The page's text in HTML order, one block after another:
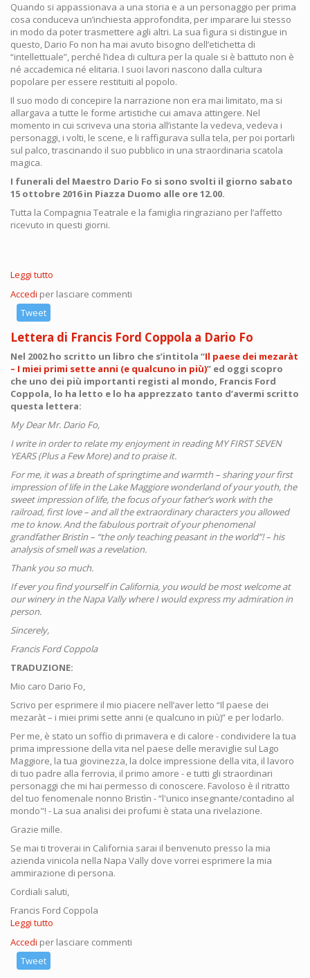
Quando si appassionava a una storia e a un personaggio per prima
cosa conduceva un’inchiesta approfondita, per imparare lui stesso
in modo da poter trasmettere agli altri. La sua figura si distingue in
questo, Dario Fo non ha mai avuto bisogno dell’etichetta di
“intellettuale”, perché l’idea di cultura per la quale si è battuto non è
né accademica né elitaria. I suoi lavori nascono dalla cultura
popolare per essere restituiti al popolo.
Il suo modo di concepire la narrazione non era mai limitato, ma si
allargava a tutte le forme artistiche cui amava attingere. Nel
momento in cui scriveva una storia all’istante la vedeva, vedeva i
personaggi, i volti, le scene, e li raffigurava sulla tela, per poi portarli
sul palco, trascinando il suo pubblico in una straordinaria scatola
magica.
I funerali del Maestro Dario Fo si sono svolti il giorno sabato
15 ottobre 2016 in Piazza Duomo alle ore 12.00.
Tutta la Compagnia Teatrale e la famiglia ringraziano per l’affetto
ricevuto in questi giorni.
Leggi tutto
Fo
ottobre
Accedi per lasciare commenti
Tweet
Lettera di Francis Ford Coppola a Dario Fo
Nel 2002 ho scritto un libro che s’intitola “Il paese dei mezaràt
– I miei primi sette anni (e qualcuno in più)” ed oggi scopro
che uno dei più importanti registi al mondo, Francis Ford
Coppola, lo ha letto e lo ha apprezzato tanto d’avermi scritto
questa lettera:
My Dear Mr. Dario Fo,
I write in order to relate my enjoyment in reading MY FIRST SEVEN
YEARS (Plus a Few More) and to praise it.
For me, it was a breath of springtime and warmth – sharing your first
impression of life in the Lake Maggiore wonderland of your youth, the
sweet impression of life, the focus of your father’s work with the
railroad, first love – and all the extraordinary characters you allowed
me to know. And the fabulous portrait of your phenomenal
grandfather Bristìn – “the only teaching peasant in the world”! – his
analysis of smell was a revelation.
Thank you so much.
If ever you find yourself in California, you would be most welcome at
our winery in the Napa Vally where I would express my admiration in
person.
Sincerely,
Francis Ford Coppola
TRADUZIONE:
Mio caro Dario Fo,
Scrivo per esprimere il mio piacere nell’aver letto “Il paese dei
mezaràt – i miei primi sette anni (e qualcuno in più)” e per lodarlo.
Per me, è stato un soffio di primavera e di calore - condividere la tua
prima impressione della vita nel paese delle meraviglie sul Lago
Maggiore, la tua giovinezza, la dolce impressione della vita, il lavoro
di tuo padre alla ferrovia, il primo amore - e tutti gli straordinari
personaggi che mi hai permesso di conoscere. Favoloso è il ritratto
del tuo fenomenale nonno Bristìn - “l'unico insegnante/contadino al
mondo"! - La sua analisi dei profumi è stata una rivelazione.
Grazie mille.
Se mai ti troverai in California sarai il benvenuto presso la mia
azienda vinicola nella Napa Vally dove vorrei esprimere la mia
ammirazione di persona.
Cordiali saluti,
Francis Ford Coppola
Leggi tutto
di
Accedi per lasciare commenti
Tweet